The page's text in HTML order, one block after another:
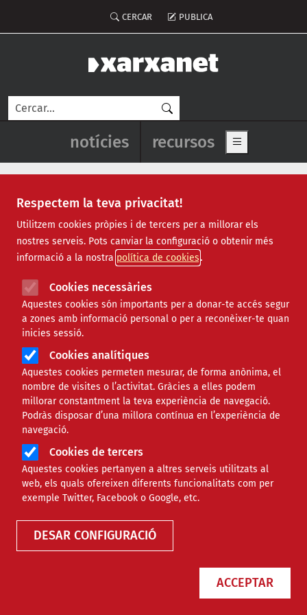
Respectem la teva privacitat!
Utilitzem cookies pròpies i de tercers per a millorar els
nostres serveis. Pots canviar la configuració o obtenir més
informació a la nostra política de cookies
Cookies necessàries
Aquestes cookies són importants per a donar-te accés segur
a zones amb informació personal o per a reconèixer-te quan
inicies sessió.
Cookies analítiques
Aquestes cookies permeten mesurar, de forma anònima, el
nombre de visites o l’activitat. Gràcies a elles podem
millorar constantment la teva experiència de navegació.
Podràs disposar d’una millora contínua en l’experiència de
navegació.
Cookies de tercers
Aquestes cookies pertanyen a altres serveis utilitzats al
web, els quals ofereixen diferents funcionalitats com per
exemple Twitter, Facebook o Google, etc.
DESAR CONFIGURACIÓ
ACCEPTAR
Menú del compte d'usuari
CERCAR PUBLICA
Cerca
Navegació principal de
notícies recursos Show main
esport
Associació Esportiva Ciutat Vella i
d·sport: l'esport com a eina de
transformació social, inclusió i pau